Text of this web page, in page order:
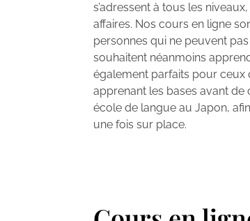
s’adressent à tous les
affaires. Nos cours en ligne
personnes qui ne peuvent
souhaitent néanmoins
également parfaits pour ceux
apprenant les bases avant
école de langue au Japon,
une fois sur place.